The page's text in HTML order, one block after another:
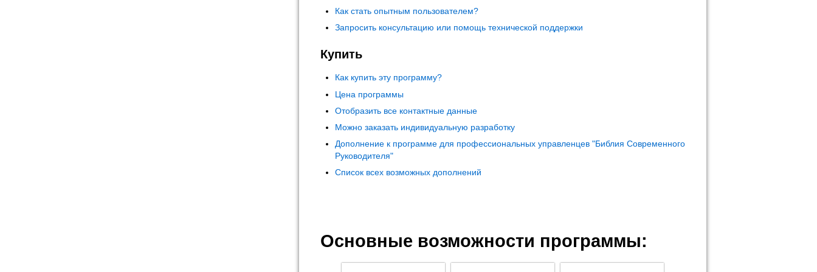
Как стать опытным пользователем?
Запросить консультацию или помощь технической поддержки
Купить
Как купить эту программу?
Цена программы
Отобразить все контактные данные
Можно заказать индивидуальную разработку
Дополнение к программе для профессиональных управленцев "Библия Современного
Руководителя"
Список всех возможных дополнений
Основные возможности программы: